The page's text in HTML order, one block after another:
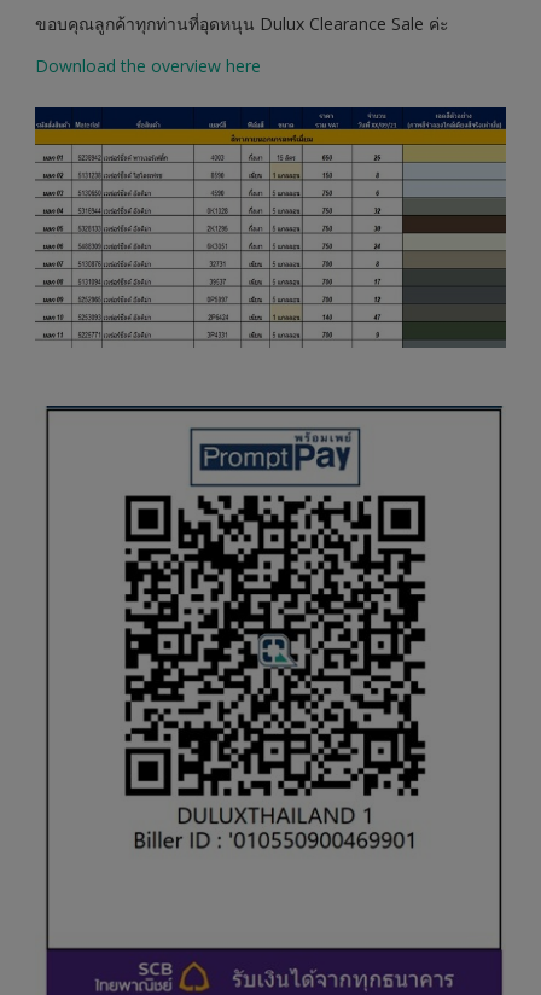
ขอบคุณลูกค้าทุกท่านที่อุดหนุน Dulux Clearance Sale ค่ะ
Download the overview here